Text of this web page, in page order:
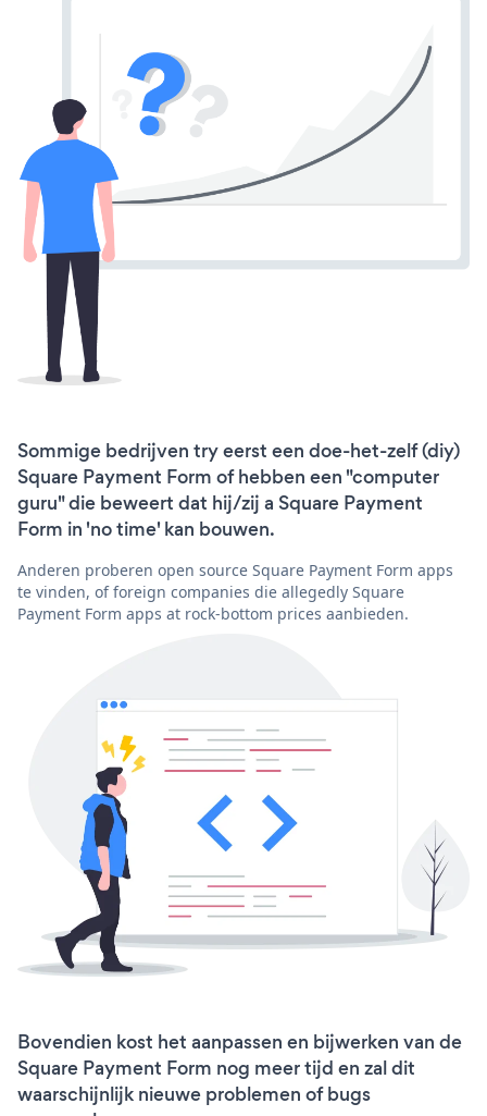
Sommige bedrijven try eerst een doe-het-zelf (diy)
Square Payment Form of hebben een "computer
guru" die beweert dat hij/zij a Square Payment
Form in 'no time' kan bouwen.
Anderen proberen open source Square Payment Form apps
te vinden, of foreign companies die allegedly Square
Payment Form apps at rock-bottom prices aanbieden.
Bovendien kost het aanpassen en bijwerken van de
Square Payment Form nog meer tijd en zal dit
waarschijnlijk nieuwe problemen of bugs